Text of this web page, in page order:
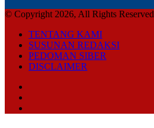
© Copyright 2026, All Rights Reserved
TENTANG KAMI
SUSUNAN REDAKSI
PEDOMAN SIBER
DISCLAIMER